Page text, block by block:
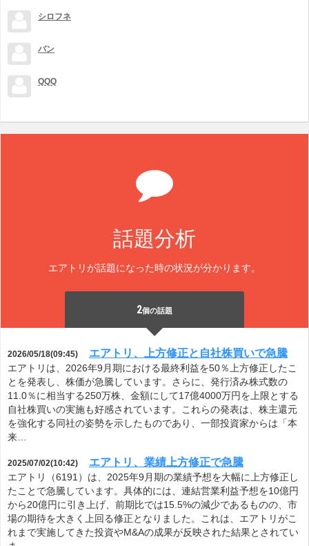
シロフネ
バン
QQQ
話題分析
エアトリが話題になった時の状況が分かります。
2個の話題
2026/05/18(09:45) エアトリ、上方修正と自社株買いで急騰
エアトリは、2026年9月期における最終利益を50％上方修正したこ
とを発表し、株価が急騰しています。さらに、発行済み株式数の
11.0％に相当する250万株、金額にして17億4000万円を上限とする
自社株買いの実施も好感されています。これらの発表は、株主還元
を強化する同社の姿勢を示したものであり、一部投資家からは「本
来…
2025/07/02(10:42) エアトリ、業績上方修正で急騰
エアトリ（6191）は、2025年9月期の業績予想を大幅に上方修正し
たことで急騰しています。具体的には、連結営業利益予想を10億円
から20億円に引き上げ、前期比では15.5%の減少であるものの、市
場の期待を大きく上回る修正となりました。これは、エアトリがこ
れまで実施してきた投資やM&Aの成果が反映された結果とされてい